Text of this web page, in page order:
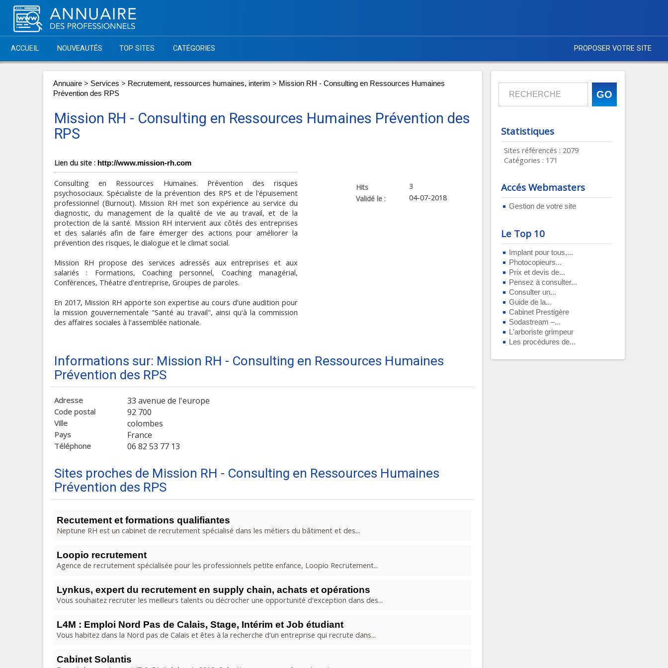
ACCUEIL NOUVEAUTÉS TOP SITES CATÉGORIES PROPOSER VOTRE SITE
Statistiques
Sites référencés : 2079
Catégories : 171
Accés Webmasters
Gestion de votre site
Le Top 10
Implant pour tous,...
Photocopieurs...
Prix et devis de...
Pensez à consulter...
Consulter un...
Guide de la...
Cabinet Prestigère
Sodastream –...
L'arboriste grimpeur
Les procédures de...
Annuaire > Services > Recrutement, ressources humaines, interim > Mission RH - Consulting en Ressources Humaines
Prévention des RPS
Mission RH - Consulting en Ressources Humaines Prévention des
RPS
Lien du site : http://www.mission-rh.com
Consulting en Ressources Humaines. Prévention des risques
psychosociaux. Spécialiste de la prévention des RPS et de l'épuisement
professionnel (Burnout). Mission RH met son expérience au service du
diagnostic, du management de la qualité de vie au travail, et de la
protection de la santé. Mission RH intervient aux côtés des entreprises
et des salariés afin de faire émerger des actions pour améliorer la
prévention des risques, le dialogue et le climat social.
Mission RH propose des services adressés aux entreprises et aux
salariés : Formations, Coaching personnel, Coaching managérial,
Conférences, Théatre d'entreprise, Groupes de paroles.
En 2017, Mission RH apporte son expertise au cours d'une audition pour
la mission gouvernementale "Santé au travail", ainsi qu'à la commission
des affaires sociales à l'assemblée nationale.
Hits
3
Validé le :
04-07-2018
Informations sur: Mission RH - Consulting en Ressources Humaines
Prévention des RPS
Adresse 33 avenue de l'europe
Code postal 92 700
Ville colombes
Pays France
Téléphone 06 82 53 77 13
Sites proches de Mission RH - Consulting en Ressources Humaines
Prévention des RPS
Recutement et formations qualifiantes
Neptune RH est un cabinet de recrutement spécialisé dans les métiers du bâtiment et des...
Loopio recrutement
Agence de recrutement spécialisée pour les professionnels petite enfance, Loopio Recrutement...
Lynkus, expert du recrutement en supply chain, achats et opérations
Vous souhaitez recruter les meilleurs talents ou décrocher une opportunité d'exception dans des...
L4M : Emploi Nord Pas de Calais, Stage, Intérim et Job étudiant
Vous habitez dans la Nord pas de Calais et êtes à la recherche d'un entreprise qui recrute dans...
Cabinet Solantis